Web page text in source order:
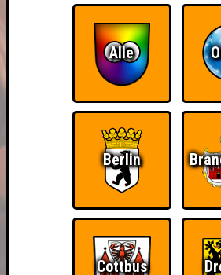
Alle
Berlin
Cottbus